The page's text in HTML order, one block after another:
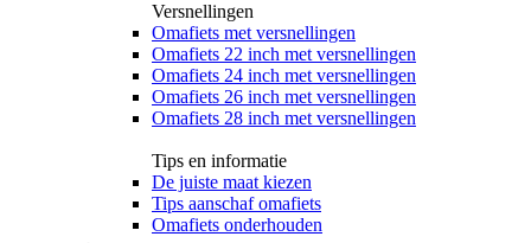
Versnellingen
Omafiets met versnellingen
Omafiets 22 inch met versnellingen
Omafiets 24 inch met versnellingen
Omafiets 26 inch met versnellingen
Omafiets 28 inch met versnellingen
Tips en informatie
De juiste maat kiezen
Tips aanschaf omafiets
Omafiets onderhouden